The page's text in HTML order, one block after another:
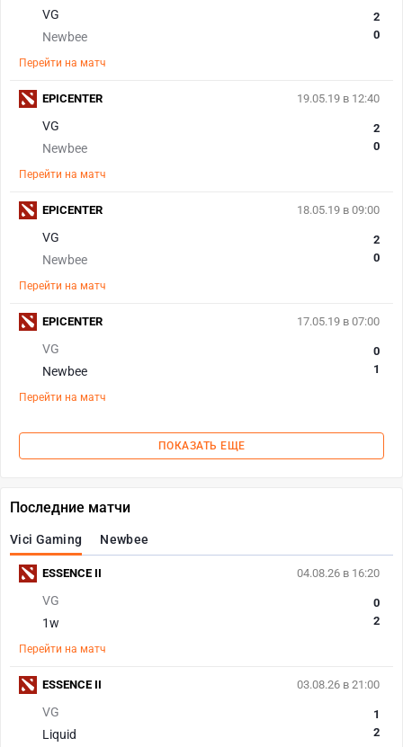
VG
Newbee
2
0
Перейти на матч
19.05.19 в 12:40
VG
Newbee
2
0
Перейти на матч
EPICENTER
18.05.19 в 09:00
VG
Newbee
2
0
Перейти на матч
EPICENTER
17.05.19 в 07:00
VG
Newbee
0
1
Перейти на матч
EPICENTER
ПОКАЗАТЬ ЕЩЕ
Последние матчи
Vici Gaming Newbee
04.08.26 в 16:20
VG
1w
0
2
Перейти на матч
ESSENCE II
03.08.26 в 21:00
VG
Liquid
1
2
ESSENCE II